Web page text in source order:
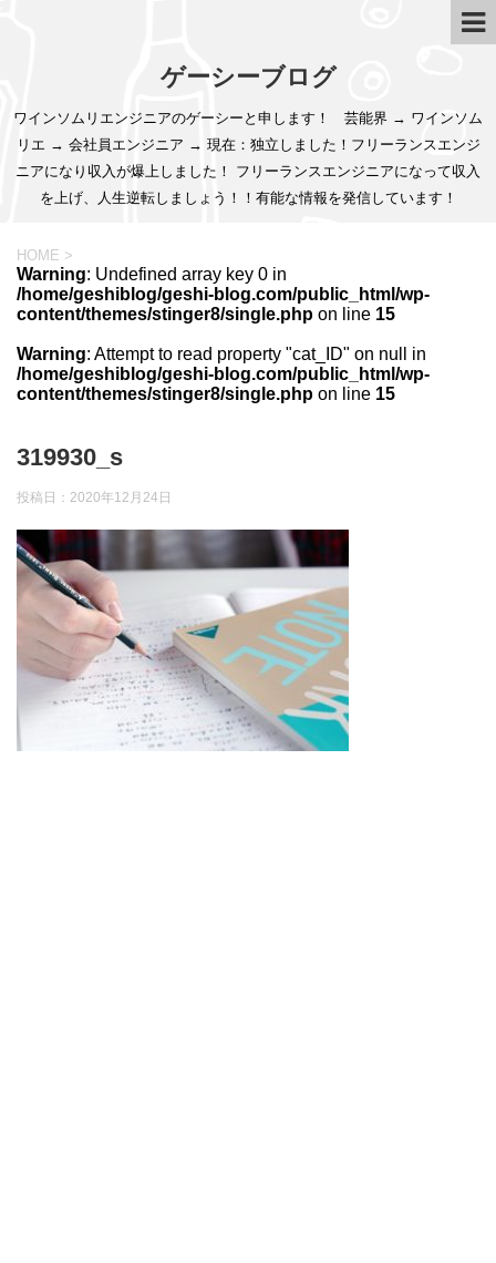
ゲーシーブログ
ワインソムリエンジニアのゲーシーと申します！ 芸能界 → ワインソム
リエ → 会社員エンジニア → 現在：独立しました！フリーランスエンジ
ニアになり収入が爆上しました！ フリーランスエンジニアになって収入
を上げ、人生逆転しましょう！！有能な情報を発信しています！
HOME >
Warning: Undefined array key 0 in
/home/geshiblog/geshi-blog.com/public_html/wp-
content/themes/stinger8/single.php on line 15
Warning: Attempt to read property "cat_ID" on null in
/home/geshiblog/geshi-blog.com/public_html/wp-
content/themes/stinger8/single.php on line 15
319930_s
投稿日： 2020年12月24日